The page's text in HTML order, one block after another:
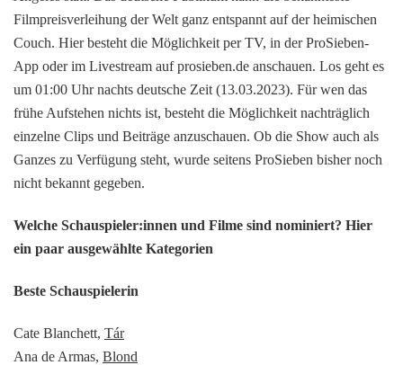
Filmpreisverleihung der Welt ganz entspannt auf der heimischen
Couch. Hier besteht die Möglichkeit per TV, in der ProSieben-
App oder im Livestream auf prosieben.de anschauen. Los geht es
um 01:00 Uhr nachts deutsche Zeit (13.03.2023). Für wen das
frühe Aufstehen nichts ist, besteht die Möglichkeit nachträglich
einzelne Clips und Beiträge anzuschauen. Ob die Show auch als
Ganzes zu Verfügung steht, wurde seitens ProSieben bisher noch
nicht bekannt gegeben.
Welche Schauspieler:innen und Filme sind nominiert? Hier
ein paar ausgewählte Kategorien
Beste Schauspielerin
Cate Blanchett, Tár
Ana de Armas, Blond